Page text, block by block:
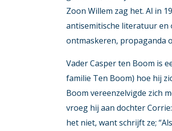
Zoon Willem zag het. Al in
antisemitische literatuur en
ontmaskeren, propaganda
Vader Casper ten Boom is
familie Ten Boom) hoe hij
Boom vereenzelvigde zich
vroeg hij aan dochter
het niet, want schrijft ze;